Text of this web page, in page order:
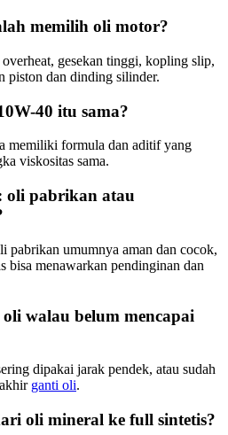
memilih oli motor?
gesekan tinggi, kopling slip,
piston dan dinding silinder.
40 itu sama?
memiliki formula dan aditif yang
viskositas sama.
oli pabrikan atau
pabrikan umumnya aman dan cocok,
bisa menawarkan pendinginan dan
walau belum mencapai
dipakai jarak pendek, atau sudah
ganti oli.
oli mineral ke full sintetis?